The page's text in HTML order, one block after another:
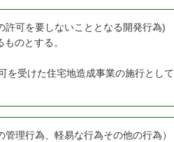
可を要しないこととなる開発行為)
のとする。
受けた住宅地造成事業の施行として
理行為、軽易な行為その他の行為）